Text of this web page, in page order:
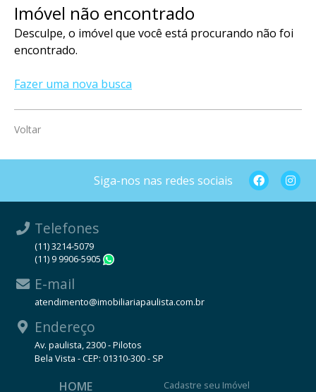
Imóvel não encontrado
Desculpe, o imóvel que você está procurando não foi
encontrado.
Fazer uma nova busca
Voltar
Siga-nos nas redes sociais
Telefones
(11) 3214-5079
(11) 9 9906-5905
E-mail
atendimento@imobiliariapaulista.com.br
Endereço
Av. paulista, 2300 - Pilotos
Bela Vista - CEP: 01310-300 - SP
HOME Cadastre seu Imóvel